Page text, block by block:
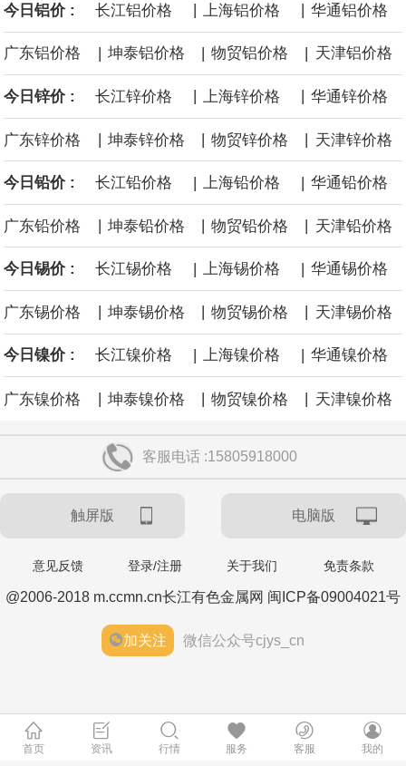
缓解霍尔木兹海峡航运压力的协议进行谈判。尽管胡塞武装的威胁
危及了经由红海向东运输原油的替代路线，但沙特方面仍下调了价
格。
今日铝价 : 长江铝价格 上海铝价格 华通铝价格
广东铝价格 | 坤泰铝价格 | 物贸铝价格 | 天津铝价格
今日锌价 : 长江锌价格 上海锌价格 华通锌价格
广东锌价格 | 坤泰锌价格 | 物贸锌价格 | 天津锌价格
今日铅价 : 长江铅价格 | 上海铅价格 | 华通铅价格
广东铅价格 坤泰铅价格 物贸铅价格 天津铅价格
今日锡价 : 长江锡价格 | 上海锡价格 | 华通锡价格
广东锡价格 坤泰锡价格 物贸锡价格 天津锡价格
今日镍价 : 长江镍价格 | 上海镍价格 | 华通镍价格
广东镍价格 | 坤泰镍价格 | 物贸镍价格 | 天津镍价格
客服电话 :15805918000
触屏版 电脑版
意见反馈 登录/注册 关于我们 免责条款
@2006-2018 m.ccmn.cn长江有色金属网 闽ICP备09004021号
加关注 微信公众号cjys_cn
首页 资讯 行情 服务 客服 我的